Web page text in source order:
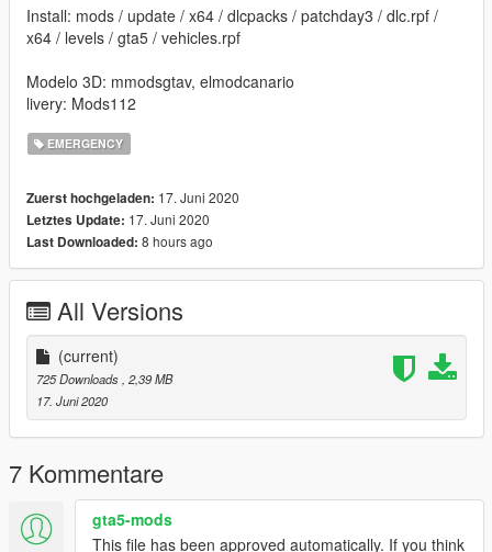
Install: mods / update / x64 / dlcpacks / patchday3 / dlc.rpf /
x64 / levels / gta5 / vehicles.rpf
Modelo 3D: mmodsgtav, elmodcanario
livery: Mods112
EMERGENCY
Zuerst hochgeladen: 17. Juni 2020
Letztes Update: 17. Juni 2020
Last Downloaded: 8 hours ago
All Versions
(current)
725 Downloads , 2,39 MB
17. Juni 2020
7 Kommentare
gta5-mods
This file has been approved automatically. If you think